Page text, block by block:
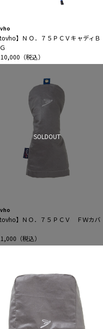
tovho】ＮＯ．７５ＰＣＶキャディＢ
（税込）
SOLDOUT
tovho】ＮＯ．７５ＰＣＶ ＦＷカバ
（税込）